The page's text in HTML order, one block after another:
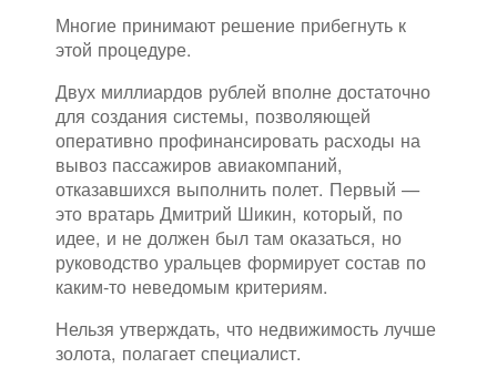
Многие принимают решение прибегнуть к
этой процедуре.
Двух миллиардов рублей вполне достаточно
для создания системы, позволяющей
оперативно профинансировать расходы на
вывоз пассажиров авиакомпаний,
отказавшихся выполнить полет. Первый —
это вратарь Дмитрий Шикин, который, по
идее, и не должен был там оказаться, но
руководство уральцев формирует состав по
каким-то неведомым критериям.
Нельзя утверждать, что недвижимость лучше
золота, полагает специалист.